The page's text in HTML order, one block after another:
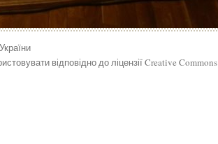
відповідно до ліцензії Creative Commons